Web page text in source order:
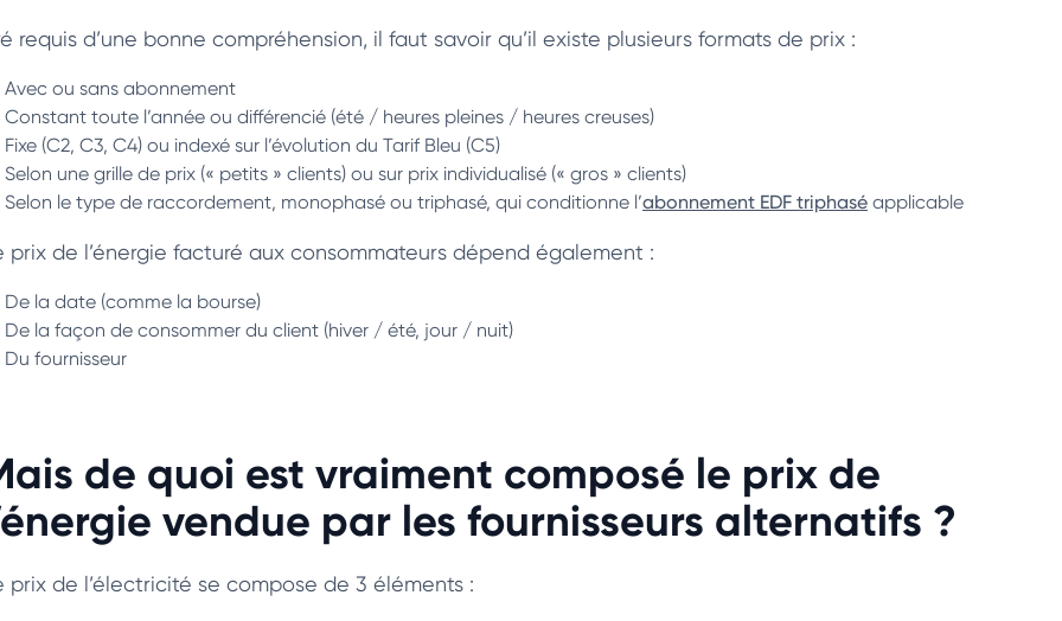
requis d’une bonne compréhension, il faut savoir qu’il existe plusieurs formats de prix :
Avec ou sans abonnement
Constant toute l’année ou différencié (été / heures pleines / heures creuses)
Fixe (C2, C3, C4) ou indexé sur l’évolution du Tarif Bleu (C5)
Selon une grille de prix (« petits » clients) ou sur prix individualisé (« gros » clients)
Selon le type de raccordement, monophasé ou triphasé, qui conditionne l’abonnement EDF triphasé applicable
prix de l’énergie facturé aux consommateurs dépend également :
De la date (comme la bourse)
De la façon de consommer du client (hiver / été, jour / nuit)
Du fournisseur
de quoi est vraiment composé le prix de
vendue par les fournisseurs alternatifs ?
prix de l’électricité se compose de 3 éléments :